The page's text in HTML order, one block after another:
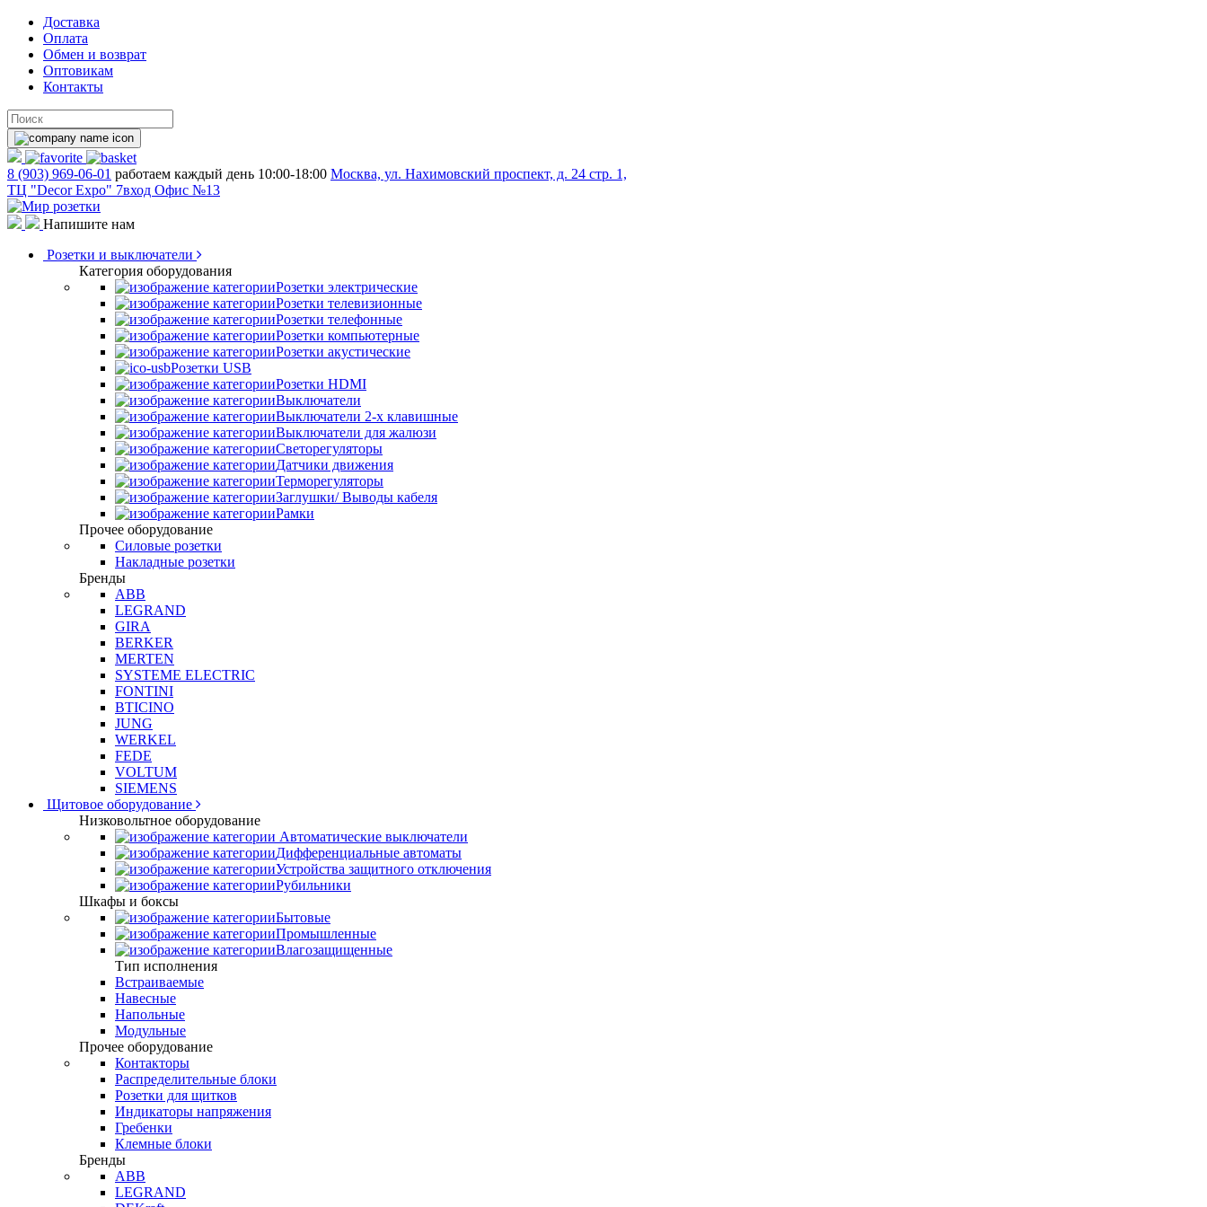
Доставка
Оплата
Обмен и возврат
Оптовикам
Контакты
8 (903) 969-06-01 работаем каждый день 10:00-18:00 Москва, ул. Нахимовский проспект, д. 24 стр. 1,
ТЦ "Decor Expo" 7вход Офис №13
Напишите нам
Розетки и выключатели
Категория оборудования
Розетки электрические
Розетки телевизионные
Розетки телефонные
Розетки компьютерные
Розетки акустические
Розетки USB
Розетки HDMI
Выключатели
Выключатели 2-х клавишные
Выключатели для жалюзи
Светорегуляторы
Датчики движения
Терморегуляторы
Заглушки/ Выводы кабеля
Рамки
Прочее оборудование
Силовые розетки
Накладные розетки
Бренды
ABB
LEGRAND
GIRA
BERKER
MERTEN
SYSTEME ELECTRIC
FONTINI
BTICINO
JUNG
WERKEL
FEDE
VOLTUM
SIEMENS
Щитовое оборудование
Низковольтное оборудование
Автоматические выключатели
Дифференциальные автоматы
Устройства защитного отключения
Рубильники
Шкафы и боксы
Бытовые
Промышленные
Влагозащищенные
Тип исполнения
Встраиваемые
Навесные
Напольные
Модульные
Прочее оборудование
Контакторы
Распределительные блоки
Розетки для щитков
Индикаторы напряжения
Гребенки
Клемные блоки
Бренды
ABB
LEGRAND